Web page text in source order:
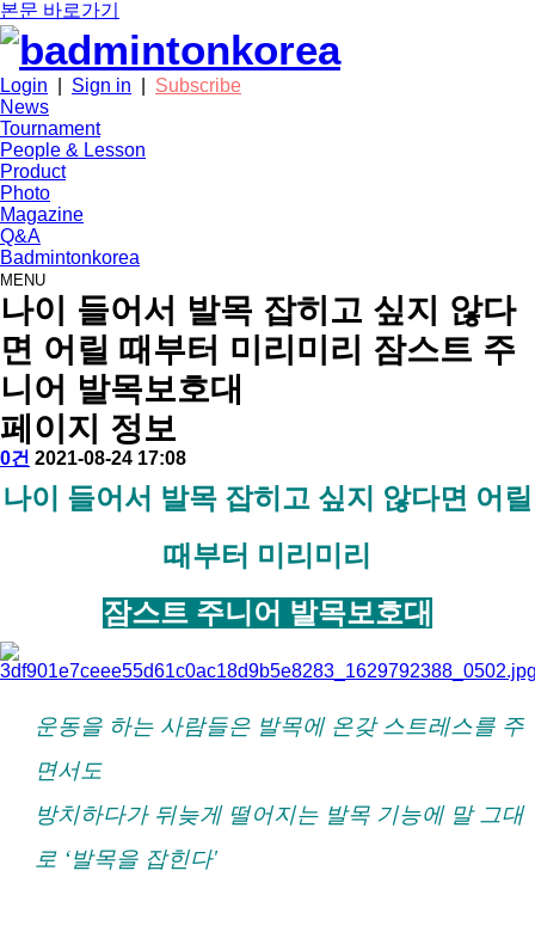
본문 바로가기
Login Sign in
Subscribe
News
Tournament
People & Lesson
Product
Photo
Magazine
Q&A
Badmintonkorea
MENU
product
나이 들어서 발목 잡히고 싶지 않다
면 어릴 때부터 미리미리 잠스트 주
니어 발목보호대
페이지 정보
작
자
배
민
댓
0건 작
일
2021-08-24 17:08
본
나이 들어서 발목 잡히고 싶지 않다면 어릴
때부터 미리미리
잠스트 주니어 발목보호대
운동을 하는 사람들은 발목에 온갖 스트레스를 주
면서도
방치하다가 뒤늦게 떨어지는 발목 기능에 말 그대
로 ‘발목을 잡힌다'